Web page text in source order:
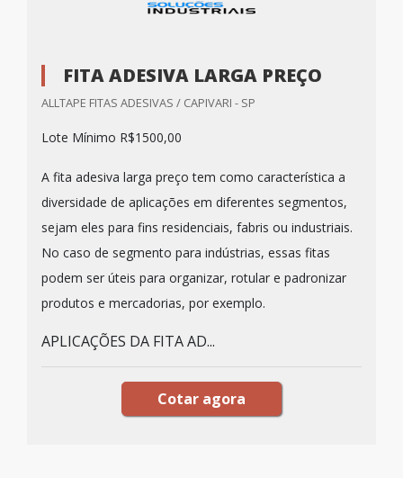
FITA ADESIVA LARGA PREÇO
ALLTAPE FITAS ADESIVAS / CAPIVARI - SP
Lote Mínimo R$1500,00
A fita adesiva larga preço tem como característica a
diversidade de aplicações em diferentes segmentos,
sejam eles para fins residenciais, fabris ou industriais.
No caso de segmento para indústrias, essas fitas
podem ser úteis para organizar, rotular e padronizar
produtos e mercadorias, por exemplo.
APLICAÇÕES DA FITA AD...
Cotar agora